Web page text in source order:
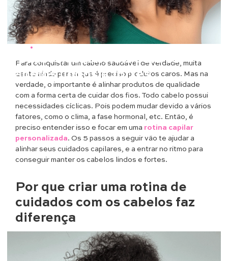
•
5 passos essenciais para ter
cabelos lindos e fortes
Para conquistar um cabelo saudável de verdade, muita
gente ainda pensa que é preciso produtos caros. Mas na
verdade, o importante é alinhar produtos de qualidade
com a forma certa de cuidar dos fios. Todo cabelo possui
necessidades cíclicas. Pois podem mudar devido a vários
fatores, como o clima, a fase hormonal, etc. Então, é
preciso entender isso e focar em uma rotina capilar
personalizada. Os 5 passos a seguir vão te ajudar a
alinhar seus cuidados capilares, e a entrar no ritmo para
conseguir manter os cabelos lindos e fortes.
Por que criar uma rotina de
cuidados com os cabelos faz
diferença